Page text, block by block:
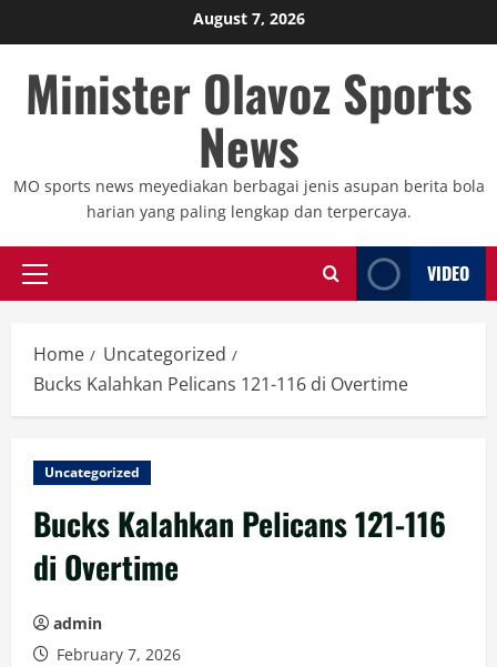
to
content
August 7, 2026
Minister Olavoz Sports
News
MO sports news meyediakan berbagai jenis asupan berita bola
harian yang paling lengkap dan terpercaya.
Primary
VIDEO
Home
Uncategorized
Bucks Kalahkan Pelicans 121-116 di Overtime
Uncategorized
Bucks Kalahkan Pelicans 121-116
di Overtime
admin
February 7, 2026